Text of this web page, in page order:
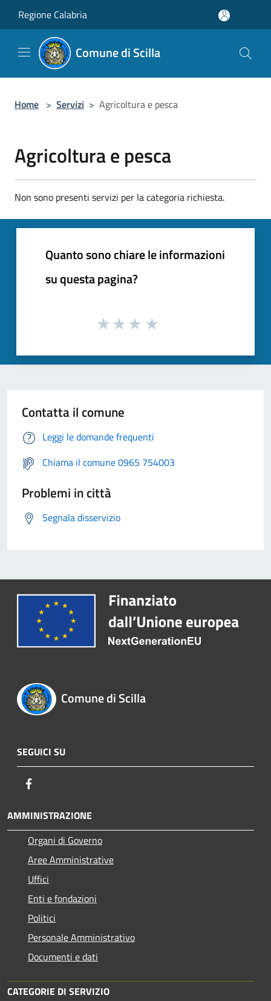
Regione Calabria
Comune di Scilla
Home > Servizi > Agricoltura e pesca
Agricoltura e pesca
Non sono presenti servizi per la categoria richiesta.
Quanto sono chiare le informazioni
su questa pagina?
Contatta il comune
Leggi le domande frequenti
Chiama il comune 0965 754003
Problemi in città
Segnala disservizio
Comune di Scilla
SEGUICI SU
AMMINISTRAZIONE
Organi di Governo
Aree Amministrative
Uffici
Enti e fondazioni
Politici
Personale Amministrativo
Documenti e dati
CATEGORIE DI SERVIZIO